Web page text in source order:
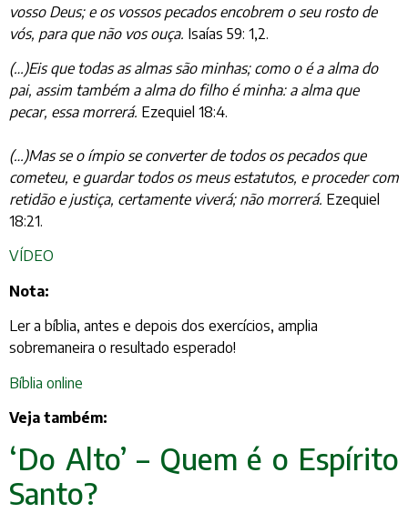
vosso Deus; e os vossos pecados encobrem o seu rosto de
vós, para que não vos ouça. Isaías 59: 1,2.
(…)Eis que todas as almas são minhas; como o é a alma do
pai, assim também a alma do filho é minha: a alma que
pecar, essa morrerá. Ezequiel 18:4.
(…)Mas se o ímpio se converter de todos os pecados que
cometeu, e guardar todos os meus estatutos, e proceder com
retidão e justiça, certamente viverá; não morrerá. Ezequiel
18:21.
VÍDEO
Nota:
Ler a bíblia, antes e depois dos exercícios, amplia
sobremaneira o resultado esperado!
Bíblia online
Veja também:
‘Do Alto’ – Quem é o Espírito
Santo?